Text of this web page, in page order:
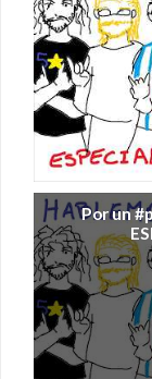
Por un